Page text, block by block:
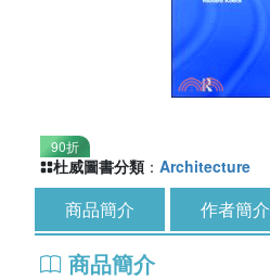
90折
杜威圖書分類 ： Architecture
商品簡介 作者簡介
商品簡介